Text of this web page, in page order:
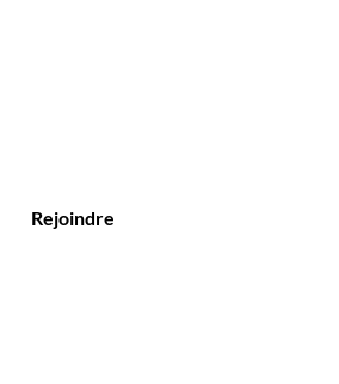
Rejoindre